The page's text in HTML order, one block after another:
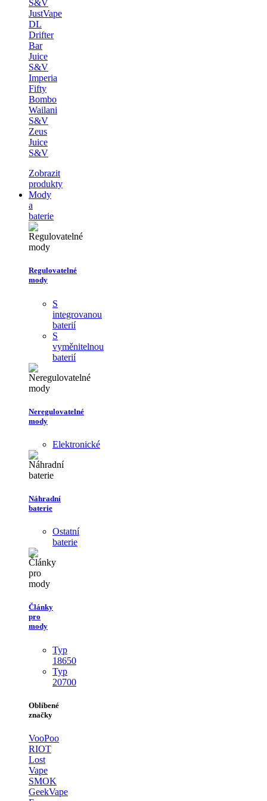
S&V
JustVape
DL
Drifter
Bar
Juice
S&V
Imperia
Fifty
Bombo
Wailani
S&V
Zeus
Juice
S&V
Zobrazit
produkty
Mody
a
baterie
Regulovatelné
mody
S
integrovanou
baterií
S
vyměnitelnou
baterií
Neregulovatelné
mody
Elektronické
Náhradní
baterie
Ostatní
baterie
Články
pro
mody
Typ
18650
Typ
20700
Oblíbené
značky
VooPoo
RIOT
Lost
Vape
SMOK
GeekVape